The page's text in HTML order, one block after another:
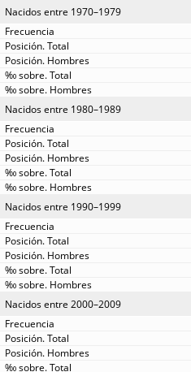
Nacidos entre 1970–1979
Nacidos entre 1980–1989
Nacidos entre 1990–1999
Nacidos entre 2000–2009